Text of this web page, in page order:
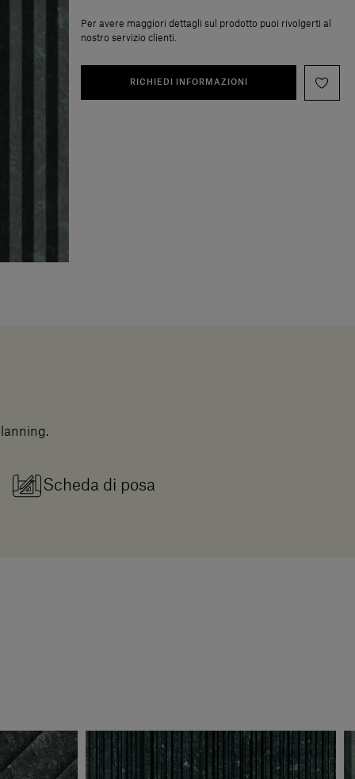
Per avere maggiori dettagli sul prodotto puoi rivolgerti al
nostro servizio clienti.
RICHIEDI INFORMAZIONI
Scheda di posa